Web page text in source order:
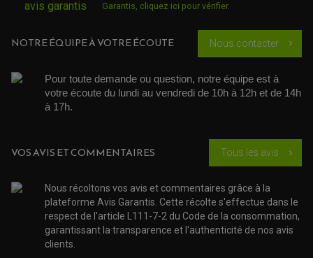
ROULEMENT QUAD / SSV
JOINT DE TIGE D'AMORTISSEUR
KIT ROULEMENT D'AMORTISSEUR
KIT ROULEMENT DE BRAS OSCILLANT
KIT ROULEMENT DE BIELLETTES D'AMORTISSEUR
PLASTIQUES MOTO CROSS ET ENDURO
Garantis, cliquez ici pour vérifier.
NOTRE ÉQUIPE À VOTRE ÉCOUTE Nous contacter chevron_right
Pour toute demande ou question, notre équipe est à
votre écoute du lundi au vendredi de 10h à 12h et de 14h
à 17h.
VOS AVIS ET COMMENTAIRES Tous les avis chevron_right
Nous récoltons vos avis et commentaires grâce à la
plateforme Avis Garantis. Cette récolte s'effectue dans le
respect de l'article L111-7-2 du Code de la consommation,
garantissant la transparence et l'authenticité de nos avis
clients.